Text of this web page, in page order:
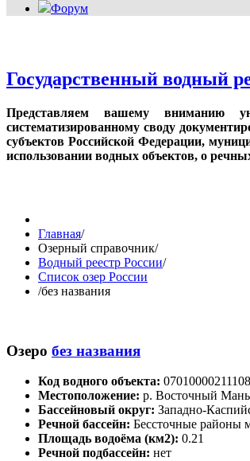
Форум
Государственный водный
Представляем вашему вниманию
систематизированному своду
субъектов Российской Федерации,
использовании водных объектов, о
Главная/
Озерный справочник/
Водный реестр России/
Список озер России
/без названия
Озеро без названия
Код водного объекта:
Местоположение: р. Восточный
Бассейновый округ: Западно-
Речной бассейн: Бессточные районы
Площадь водоёма (км2): 0.21
Речной подбассейн: нет